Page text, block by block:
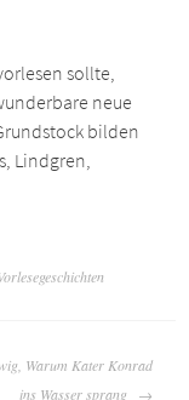
sollte,
neue
bilden
Lindgren,
Warum Kater Konrad
ins Wasser sprang